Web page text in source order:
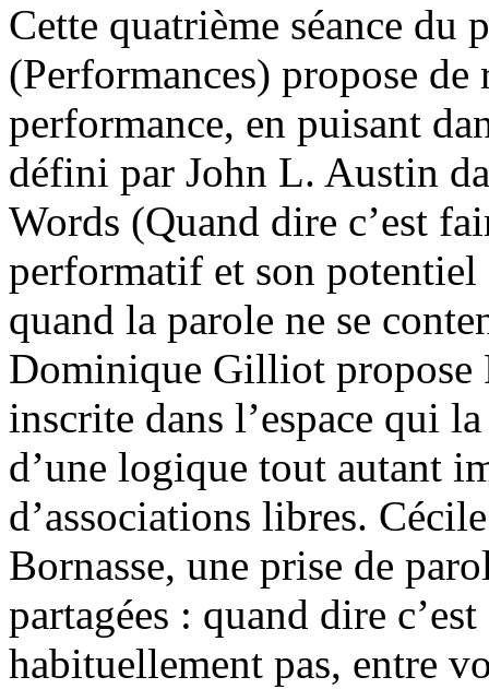
Cette quatrième séance du
(Performances) propose
performance, en puisant
défini par John L. Austin
Words (Quand dire c’est
performatif et son
quand la parole ne se
Dominique Gilliot propose
inscrite dans l’espace qui
d’une logique tout autant
d’associations libres.
Bornasse, une prise de
partagées : quand dire
habituellement pas, entre